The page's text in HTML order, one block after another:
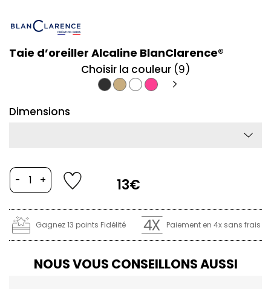
Taie d’oreiller Alcaline BlanClarence®
Choisir la couleur (9)
Anthracite
BeigeBlancFuschia
Dimensions
13€
- +
Gagnez 13 points Fidélité Paiement en 4x sans frais
NOUS VOUS CONSEILLONS AUSSI